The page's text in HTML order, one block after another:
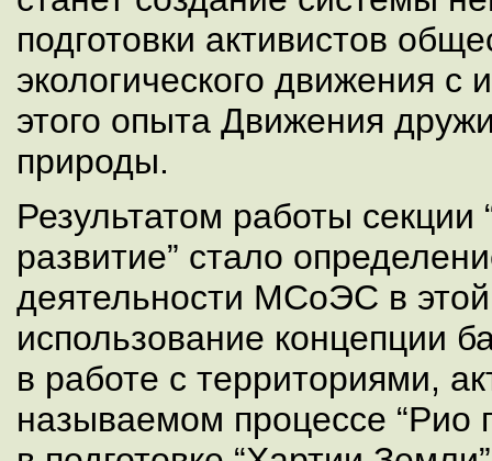
подготовки активистов
экологического движения с
этого опыта Движения
природы.
Результатом работы секции
развитие” стало
деятельности МСоЭС в этой
использование концепции
в работе с территориями,
называемом процессе “Рио